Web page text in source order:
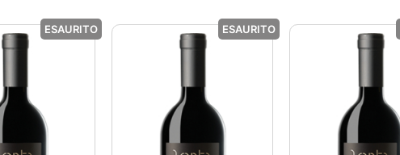
ESAURITO ESAURITO